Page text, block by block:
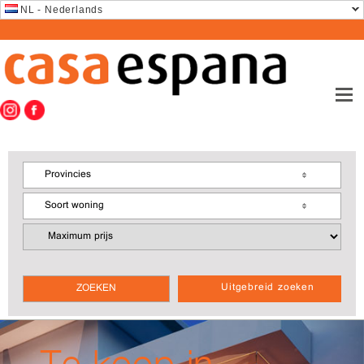
NL - Nederlands
Uitgebreid zoeken
Provincies
Soort woning